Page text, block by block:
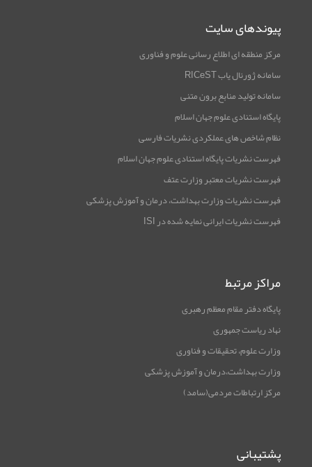
پیوندهای سایت
مرکز منطقه ای اطلاع رسانی علوم و فناوری
سامانه ژورنال یاب RICeST
سامانه تولید منابع برون متنی
پایگاه استنادی علوم جهان اسلام
نظام شاخص های عملکردی نشریات فارسی
فهرست نشریات پایگاه استنادی علوم جهان اسلام
فهرست نشریات معتبر وزارت عتف
فهرست نشریات وزارت بهداشت، درمان و آموزش پزشکی
فهرست نشریات ایرانی نمایه شده در ISI
مراکز مرتبط
پایگاه دفتر مقام معظم رهبری
نهاد ریاست جمهوری
وزارت علوم، تحقیقات و فناوری
وزارت بهداشت،درمان و آموزش پزشکی
مرکز ارتباطات مردمی(سامد)
پشتیبانی